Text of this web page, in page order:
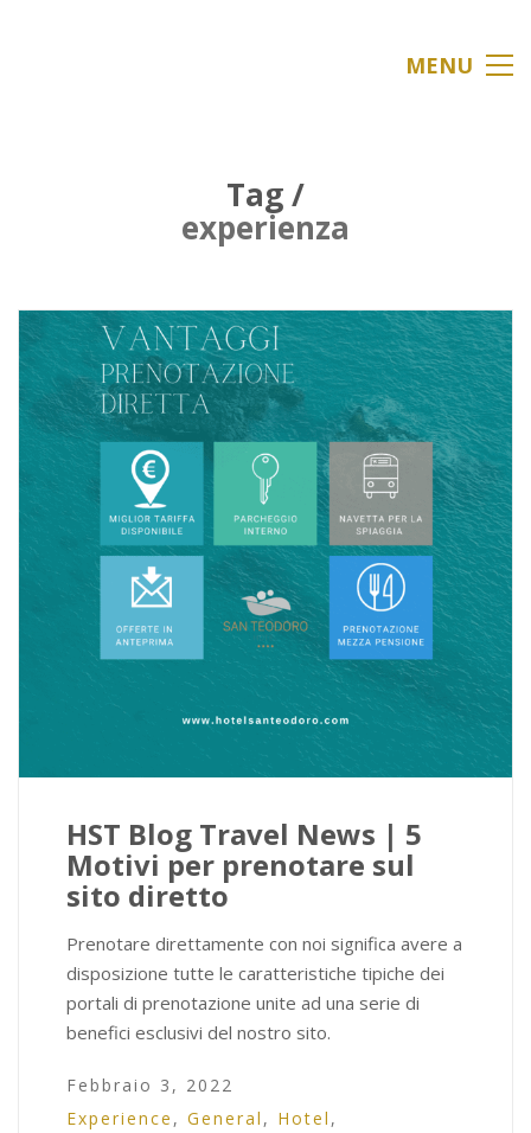
MENU
Tag /
experienza
HST Blog Travel News | 5
Motivi per prenotare sul
sito diretto
Prenotare direttamente con noi significa avere a
disposizione tutte le caratteristiche tipiche dei
portali di prenotazione unite ad una serie di
benefici esclusivi del nostro sito.
Febbraio 3, 2022
Experience , General , Hotel ,